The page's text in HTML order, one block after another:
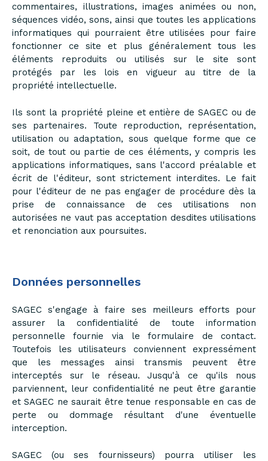
commentaires, illustrations, images animées ou non,
séquences vidéo, sons, ainsi que toutes les applications
informatiques qui pourraient être utilisées pour faire
fonctionner ce site et plus généralement tous les
éléments reproduits ou utilisés sur le site sont
protégés par les lois en vigueur au titre de la
propriété intellectuelle.
Ils sont la propriété pleine et entière de SAGEC ou de
ses partenaires. Toute reproduction, représentation,
utilisation ou adaptation, sous quelque forme que ce
soit, de tout ou partie de ces éléments, y compris les
applications informatiques, sans l'accord préalable et
écrit de l'éditeur, sont strictement interdites. Le fait
pour l'éditeur de ne pas engager de procédure dès la
prise de connaissance de ces utilisations non
autorisées ne vaut pas acceptation desdites utilisations
et renonciation aux poursuites.
Données personnelles
SAGEC s'engage à faire ses meilleurs efforts pour
assurer la confidentialité de toute information
personnelle fournie via le formulaire de contact.
Toutefois les utilisateurs conviennent expressément
que les messages ainsi transmis peuvent être
interceptés sur le réseau. Jusqu'à ce qu'ils nous
parviennent, leur confidentialité ne peut être garantie
et SAGEC ne saurait être tenue responsable en cas de
perte ou dommage résultant d'une éventuelle
interception.
SAGEC (ou ses fournisseurs) pourra utiliser les